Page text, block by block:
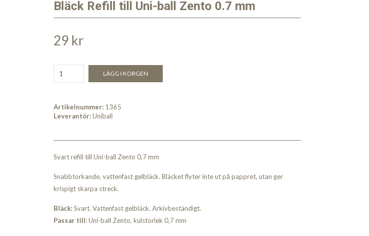
Bläck Refill till Uni-ball Zento 0.7 mm
29 kr
LÄGG I KORGEN
Artikelnummer: 1365
Leverantör:Uniball
Svart refill till Uni-ball Zento 0,7 mm
Snabbtorkande, vattenfast gelbläck. Bläcket flyter inte ut på pappret, utan ger
krispigt skarpa streck.
Bläck:Svart. Vattenfast gelbläck. Arkivbeständigt.
Passar till:Uni-ball Zento, kulstorlek 0,7 mm